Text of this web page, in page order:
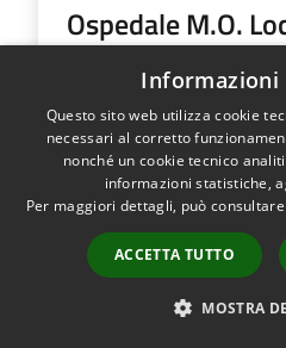
Ospedale M.O.
Generale
IndirizzoVia
Ospedale M.O. Locatelli
LEGGI DI PIÙ
Informazioni
Questo sito web utilizza cookie
necessari al corretto
nonché un cookie tecnico
informazioni statistiche,
Per maggiori dettagli, può
ACCETTA TUTTO
MOSTRA